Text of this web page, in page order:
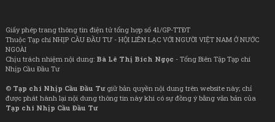
Giấy phép trang thông tin điện tử tổng hợp số 41/GP-TTĐT
Thuộc Tạp chí NHỊP CẦU ĐẦU TƯ - HỘI LIÊN LẠC VỚI NGƯỜI VIỆT NAM Ở NƯỚC
NGOÀI
Chịu trách nhiệm nội dung: Bà Lê Thị Bích Ngọc - Tổng Biên Tập Tạp chí
Nhịp Cầu Đầu Tư
© Tạp chí Nhịp Cầu Đầu Tưgiữ bản quyền nội dung trên website này; chỉ
được phát hành lại nội dung thông tin này khi có sự đồng ý bằng văn bản của
Tạp chí Nhịp Cầu Đầu Tư